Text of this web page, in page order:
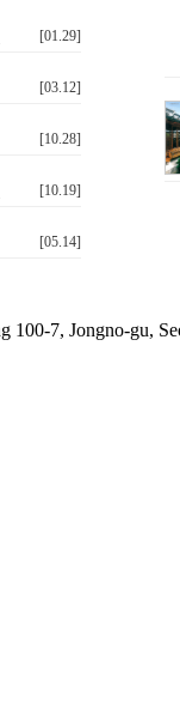
[01.29]
[03.12]
[10.28]
[10.19]
[05.14]